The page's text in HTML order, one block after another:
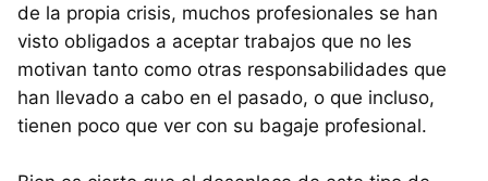
de la propia crisis, muchos profesionales se han
visto obligados a aceptar trabajos que no les
motivan tanto como otras responsabilidades que
han llevado a cabo en el pasado, o que incluso,
tienen poco que ver con su bagaje profesional.